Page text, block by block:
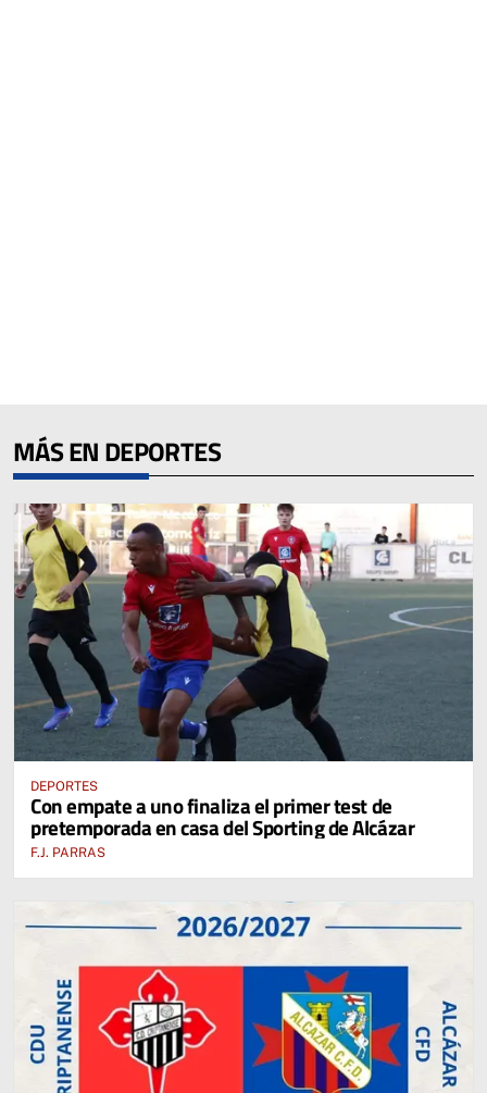
MÁS EN DEPORTES
DEPORTES
Con empate a uno finaliza el primer test de
pretemporada en casa del Sporting de Alcázar
F.J. PARRAS